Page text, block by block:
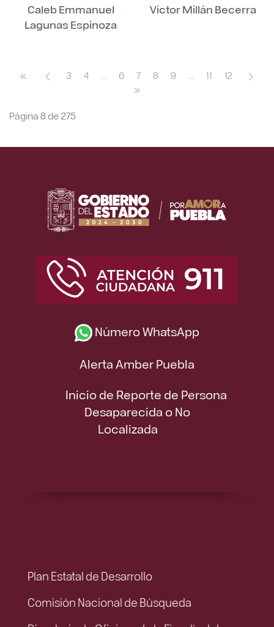
Caleb Emmanuel
Lagunas Espinoza
Víctor Millán Becerra
3 4 6 7 8 9 11 12
Página 8 de 275
Número WhatsApp
Alerta Amber Puebla
Inicio de Reporte de Persona
Desaparecida o No
Localizada
Plan Estatal de Desarrollo
Comisión Nacional de Búsqueda